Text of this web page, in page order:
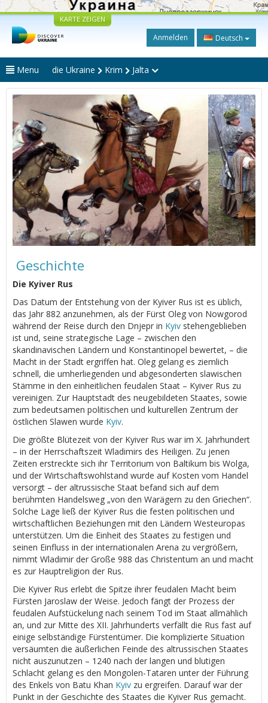
KARTE ZEIGEN
Anmelden Deutsch
Menu die Ukraine Krim Jalta
Geschichte
Die Kyiver Rus
Das Datum der Entstehung von der Kyiver Rus ist es üblich,
das Jahr 882 anzunehmen, als der Fürst Oleg von Nowgorod
während der Reise durch den Dnjepr in Kyiv stehengeblieben
ist und, seine strategische Lage – zwischen den
skandinavischen Ländern und Konstantinopel bewertet, – die
Macht in der Stadt ergriffen hat. Oleg gelang es ziemlich
schnell, die umherliegenden und abgesonderten slawischen
Stämme in den einheitlichen feudalen Staat – Kyiver Rus zu
vereinigen. Zur Hauptstadt des neugebildeten Staates, sowie
zum bedeutsamen politischen und kulturellen Zentrum der
östlichen Slawen wurde Kyiv.
Die größte Blütezeit von der Kyiver Rus war im Х. Jahrhundert
– in der Herrschaftszeit Wladimirs des Heiligen. Zu jenen
Zeiten erstreckte sich ihr Territorium von Baltikum bis Wolga,
und der Wirtschaftswohlstand wurde auf Kosten vom Handel
versorgt – der altrussische Staat befand sich auf dem
berühmten Handelsweg „von den Warägern zu den Griechen“.
Solche Lage ließ der Kyiver Rus die festen politischen und
wirtschaftlichen Beziehungen mit den Ländern Westeuropas
unterstützen. Um die Einheit des Staates zu festigen und
seinen Einfluss in der internationalen Arena zu vergrößern,
nimmt Wladimir der Große 988 das Christentum an und macht
es zur Hauptreligion der Rus.
Die Kyiver Rus erlebt die Spitze ihrer feudalen Macht beim
Fürsten Jaroslaw der Weise. Jedoch fängt der Prozess der
feudalen Aufstückelung nach seinem Tod im Staat allmählich
an, und zur Mitte des XII. Jahrhunderts verfällt die Rus fast auf
einige selbständige Fürstentümer. Die komplizierte Situation
versäumten die äußerlichen Feinde des altrussischen Staates
nicht auszunutzen – 1240 nach der langen und blutigen
Schlacht gelang es den Mongolen-Tataren unter der Führung
des Enkels von Batu Khan Kyiv zu ergreifen. Darauf war der
Punkt in der Geschichte des Staates die Kyiver Rus gemacht.